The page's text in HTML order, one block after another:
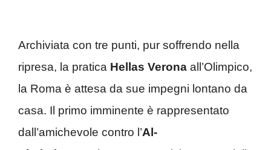
Archiviata con tre punti, pur soffrendo nella
ripresa, la pratica Hellas Verona all’Olimpico,
la Roma è attesa da sue impegni lontano da
casa. Il primo imminente è rappresentato
dall’amichevole contro l’Al-